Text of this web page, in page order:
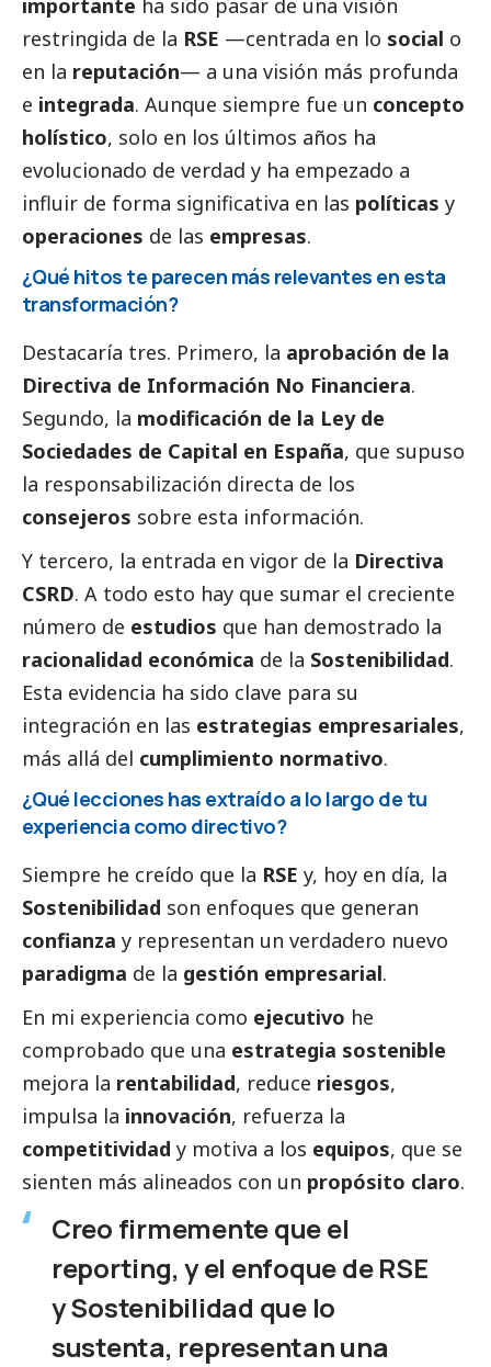
restringida de la RSE —centrada en lo social o
en la reputación— a una visión más profunda
e integrada. Aunque siempre fue un concepto
holístico, solo en los últimos años ha
evolucionado de verdad y ha empezado a
influir de forma significativa en las políticas y
operaciones de las empresas.
¿Qué hitos te parecen más relevantes en esta
transformación?
Destacaría tres. Primero, la aprobación de la
Directiva de Información No Financiera.
Segundo, la modificación de la Ley de
Sociedades de Capital en España, que supuso
la responsabilización directa de los
consejeros sobre esta información.
Y tercero, la entrada en vigor de la Directiva
CSRD. A todo esto hay que sumar el creciente
número de estudios que han demostrado la
racionalidad económica de la Sostenibilidad.
Esta evidencia ha sido clave para su
integración en las estrategias empresariales,
más allá del cumplimiento normativo.
¿Qué lecciones has extraído a lo largo de tu
experiencia como directivo?
Siempre he creído que la RSE y, hoy en día, la
Sostenibilidad son enfoques que generan
confianza y representan un verdadero nuevo
paradigma de la gestión empresarial.
En mi experiencia como ejecutivo he
comprobado que una estrategia sostenible
mejora la rentabilidad, reduce riesgos,
impulsa la innovación, refuerza la
competitividad y motiva a los equipos, que se
sienten más alineados con un propósito claro.
Creo firmemente que el
reporting, y el enfoque de RSE
y Sostenibilidad que lo
sustenta, representan una